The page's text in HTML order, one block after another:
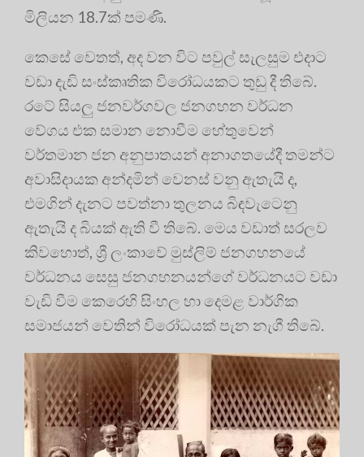
මිලියන 18.7ක් පමණි.
කෙසේ වෙතත්, අද වන විට පවුල් සැලසුම එදාට
වඩා දැඩි සංස්කෘතික විරෝධයකට තුඩු දී තිබේ.
රටේ සියලු ජනවර්ගවල ජනගහන වර්ධන
වේගය එක සමාන නොවීම හේතුවෙන්
වර්තමාන ජන අනුපාතයන් අනාගතයේදී තමන්ට
අවාසිදායක අන්දමින් වෙනස් වනු ඇතැයි ද,
එමගින් දැනට පවත්නා තුලනය බිඳවැටෙනු
ඇතැයි ද බියක් ඇති වී තිබේ. මෙය වඩාත් සරලව
කිවහොත්, ශ්‍රී ලංකාවේ මුස්ලිම් ජනගහනයේ
වර්ධනය සෙසු ජනගහනයන්ගේ වර්ධනයට වඩා
වැඩි වීම කෙරෙහි සිංහල හා දෙමළ වාර්ගික
සමාජයන් වෙතින් විරෝධයක් පැන නැගී තිබේ.